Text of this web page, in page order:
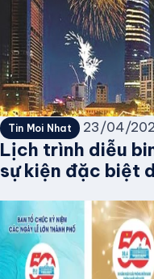
Tin Moi Nhat 23/04/
Lịch trình diễu
sự kiện đặc biệt